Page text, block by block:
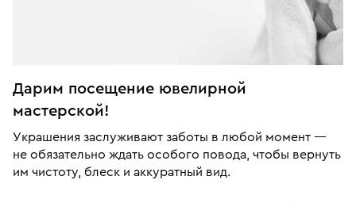
Дарим посещение ювелирной
мастерской!
Украшения заслуживают заботы в любой момент —
не обязательно ждать особого повода, чтобы вернуть
им чистоту, блеск и аккуратный вид.